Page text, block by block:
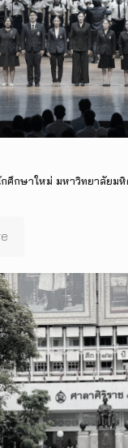
กศึกษาใหม่ มหาวิทยาลัยม